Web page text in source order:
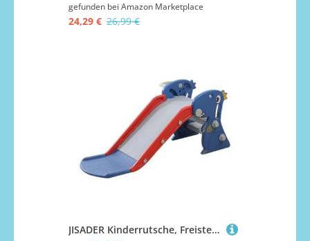
gefunden bei Amazon Marketplace
24,29 € 26,99 €
JISADER Kinderrutsche, Freistehend, rutschfest, für Drinnen Und Draußen, mit Basketballkorb, Erste Rutsche